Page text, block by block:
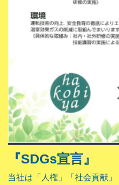
『SDGs宣言』
当社は「人権」「社会貢献